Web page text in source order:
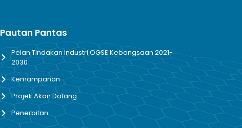
Pautan Pantas
Pelan Tindakan Industri OGSE Kebangsaan 2021-
2030
Kemampanan
Projek Akan Datang
Penerbitan